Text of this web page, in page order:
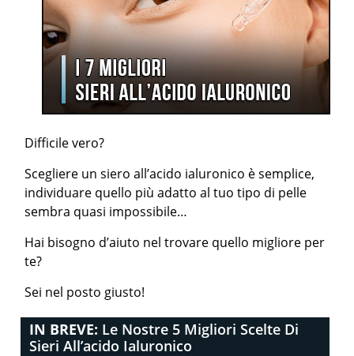
Difficile vero?
Scegliere un siero all’acido ialuronico è semplice,
individuare quello più adatto al tuo tipo di pelle
sembra quasi impossibile…
Hai bisogno d’aiuto nel trovare quello migliore per
te?
Sei nel posto giusto!
IN BREVE: Le Nostre 5 Migliori Scelte Di
Sieri All’acido Ialuronico